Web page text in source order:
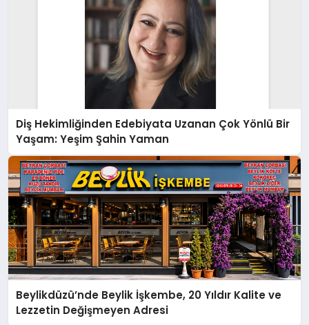
Diş Hekimliğinden Edebiyata Uzanan Çok Yönlü Bir
Yaşam: Yeşim Şahin Yaman
Beylikdüzü’nde Beylik İşkembe, 20 Yıldır Kalite ve
Lezzetin Değişmeyen Adresi